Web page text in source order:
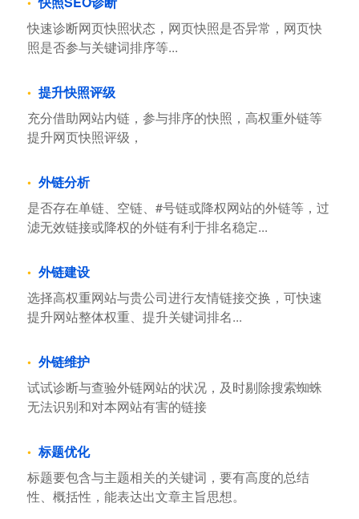
快速诊断网页快照状态，网页快照是否异常，网页快
照是否参与关键词排序等...
提升快照评级
充分借助网站内链，参与排序的快照，高权重外链等
提升网页快照评级，
外链分析
是否存在单链、空链、#号链或降权网站的外链等，过
滤无效链接或降权的外链有利于排名稳定...
外链建设
选择高权重网站与贵公司进行友情链接交换，可快速
提升网站整体权重、提升关键词排名...
外链维护
试试诊断与查验外链网站的状况，及时剔除搜索蜘蛛
无法识别和对本网站有害的链接
标题优化
标题要包含与主题相关的关键词，要有高度的总结
性、概括性，能表达出文章主旨思想。